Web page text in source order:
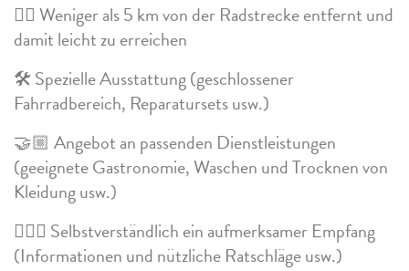
🚴‍♂️ Weniger als 5 km von der Radstrecke entfernt und
damit leicht zu erreichen
🛠 Spezielle Ausstattung (geschlossener
Fahrradbereich, Reparatursets usw.)
🤝🏼 Angebot an passenden Dienstleistungen
(geeignete Gastronomie, Waschen und Trocknen von
Kleidung usw.)
🙋🏼‍♀️ Selbstverständlich ein aufmerksamer Empfang
(Informationen und nützliche Ratschläge usw.)